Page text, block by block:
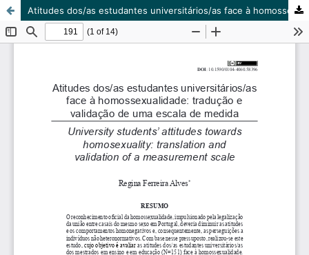
Atitudes dos/as estudantes universitários/as face à homossexualidade: tradução e validação de uma escala de medida